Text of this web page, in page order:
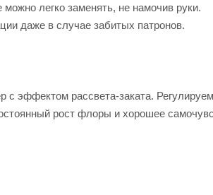
легко заменять, не намочив руки.
даже в случае забитых патронов.
эффектом рассвета-заката.
рост флоры и хорошее